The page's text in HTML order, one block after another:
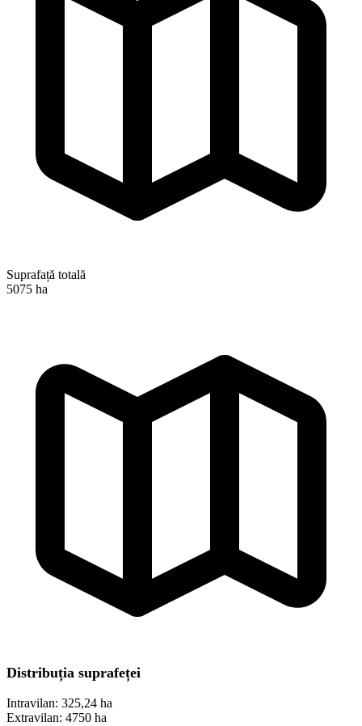
Suprafață totală
5075 ha
Distribuția suprafeței
Intravilan: 325,24 ha
Extravilan: 4750 ha